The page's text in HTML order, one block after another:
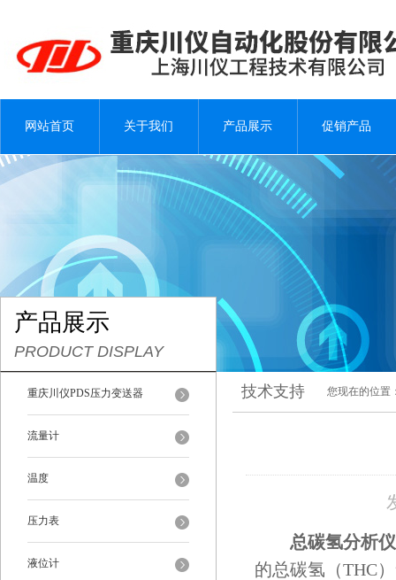
网站首页 关于我们 产品展示 促销产品
产品展示
PRODUCT DISPLAY
重庆川仪PDS压力变送器
流量计
温度
压力表
液位计
技术支持 您现在的位置
总碳氢分析仪
的总碳氢（THC